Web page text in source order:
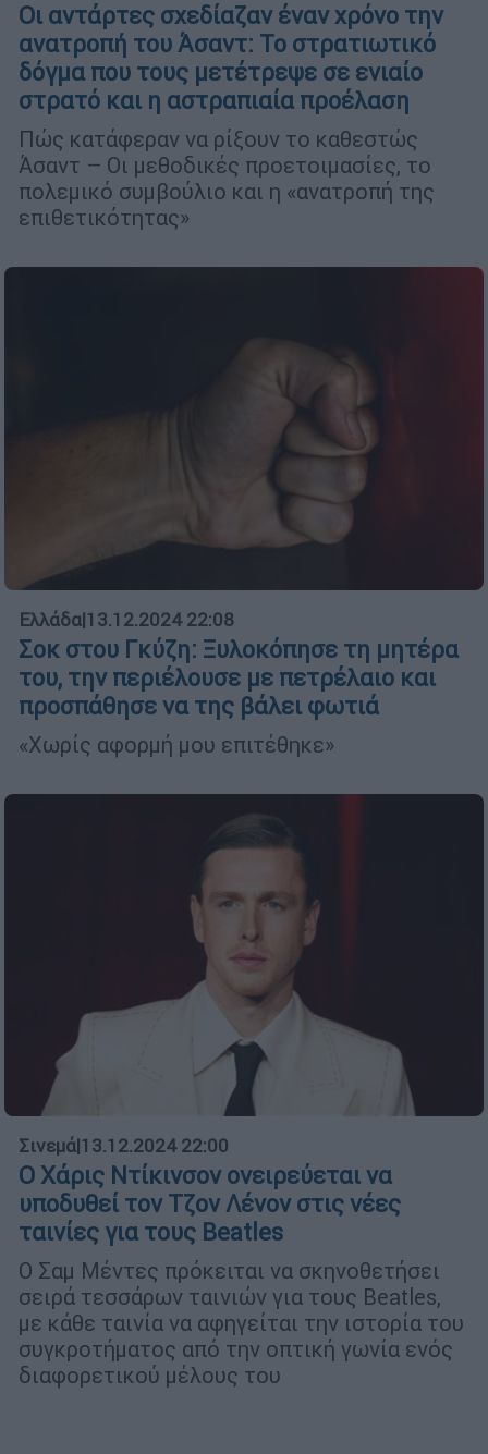
Οι αντάρτες σχεδίαζαν έναν χρόνο την
ανατροπή του Άσαντ: Το στρατιωτικό
δόγμα που τους μετέτρεψε σε ενιαίο
στρατό και η αστραπιαία προέλαση
Πώς κατάφεραν να ρίξουν το καθεστώς
Άσαντ – Οι μεθοδικές προετοιμασίες, το
πολεμικό συμβούλιο και η «ανατροπή της
επιθετικότητας»
Ελλάδα|13.12.2024 22:08
Σοκ στου Γκύζη: Ξυλοκόπησε τη μητέρα
του, την περιέλουσε με πετρέλαιο και
προσπάθησε να της βάλει φωτιά
«Χωρίς αφορμή μου επιτέθηκε»
Σινεμά|13.12.2024 22:00
Ο Χάρις Ντίκινσον ονειρεύεται να
υποδυθεί τον Τζον Λένον στις νέες
ταινίες για τους Beatles
Ο Σαμ Μέντες πρόκειται να σκηνοθετήσει
σειρά τεσσάρων ταινιών για τους Beatles,
με κάθε ταινία να αφηγείται την ιστορία του
συγκροτήματος από την οπτική γωνία ενός
διαφορετικού μέλους του